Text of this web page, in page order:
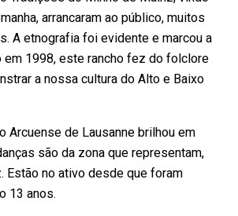
arrancaram ao público, muitos
A etnografia foi evidente e marcou a
em 1998, este rancho fez do folclore
a nossa cultura do Alto e Baixo
Arcuense de Lausanne brilhou em
são da zona que representam,
Estão no ativo desde que foram
13 anos.